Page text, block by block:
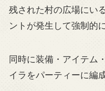
残された村の広場にい
ントが発生して強制的
同時に装備・アイテム
イラをパーティーに編